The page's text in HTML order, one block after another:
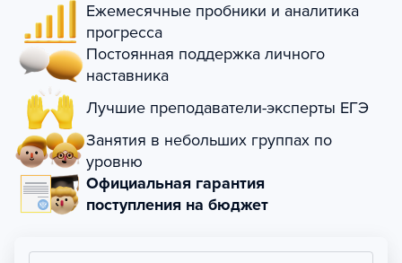
Ежемесячные пробники и аналитика
прогресса
Постоянная поддержка личного
наставника
Лучшие преподаватели-эксперты ЕГЭ
Занятия в небольших группах по
уровню
Официальная гарантия
поступления на бюджет